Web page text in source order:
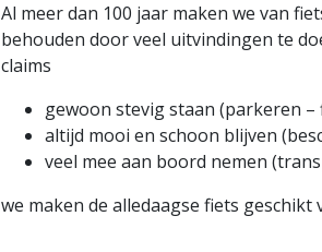
Al meer dan 100 jaar maken we van
behouden door veel uitvindingen te
claims
gewoon stevig staan ​​(parkeren
altijd mooi en schoon blijven
veel mee aan boord nemen
we maken de alledaagse fiets